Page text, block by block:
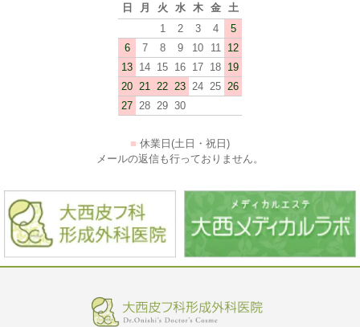
日
月 火 水 木 金
土
1
2 3 4
5
6
7 8 9 10 11
12
13 14 15 16 17 18 19
20 21 22 23 24 25 26
27 28 29 30
■ 休業日(土日・祝日)
メールの返信も行っておりません。